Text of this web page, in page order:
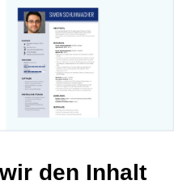
den Inhalt